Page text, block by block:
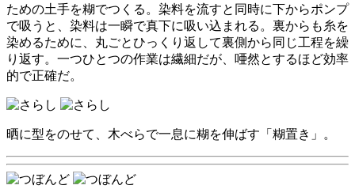
ための土手を糊でつくる。染料を流すと同時に下からポンプ
で吸うと、染料は一瞬で真下に吸い込まれる。裏からも糸を
染めるために、丸ごとひっくり返して裏側から同じ工程を繰
り返す。一つひとつの作業は繊細だが、唖然とするほど効率
的で正確だ。
晒に型をのせて、木べらで一息に糊を伸ばす「糊置き」。